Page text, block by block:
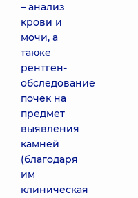
– анализ
крови и
мочи, а
также
рентген-
обследование
почек на
предмет
выявления
камней
(благодаря
им
клиническая